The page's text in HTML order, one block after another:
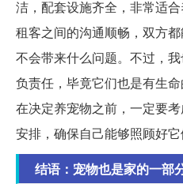
洁，配套设施齐全，非常适
租客之间的沟通顺畅，双方
不会带来什么问题。不过，
负责任，毕竟它们也是有生
在决定养宠物之前，一定要
安排，确保自己能够照顾好它
结语：宠物也是家的一部